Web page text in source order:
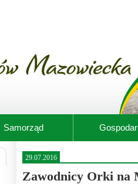
Samorząd
29.07.2016
Zawodnicy Orki na